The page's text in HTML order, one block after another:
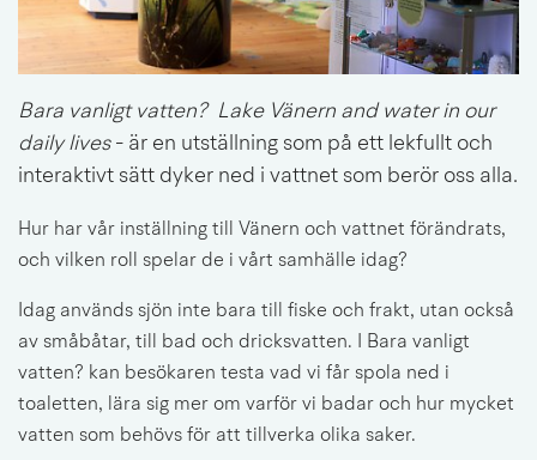
Bara vanligt vatten? Lake Vänern and water in our
daily lives - är en utställning som på ett lekfullt och
interaktivt sätt dyker ned i vattnet som berör oss alla.
Hur har vår inställning till Vänern och vattnet förändrats,
och vilken roll spelar de i vårt samhälle idag?
Idag används sjön inte bara till fiske och frakt, utan också
av småbåtar, till bad och dricksvatten. I Bara vanligt
vatten? kan besökaren testa vad vi får spola ned i
toaletten, lära sig mer om varför vi badar och hur mycket
vatten som behövs för att tillverka olika saker.